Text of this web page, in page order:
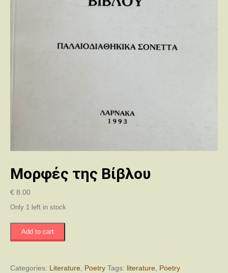
Μορφές της Βίβλου
€ 8.00
Only 1 left in stock
Μορφές
της
Add to cart
Categories: Literature, Poetry Tags: literature, Poetry